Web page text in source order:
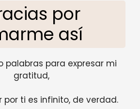
por
así
palabras para expresar mi
gratitud,
por ti es infinito, de verdad.